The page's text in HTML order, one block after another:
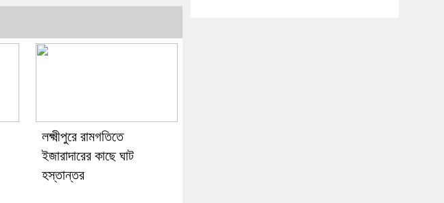
লক্ষ্মীপুরে রামগতিতে
ইজারাদারের কাছে ঘাট
হস্তান্তর